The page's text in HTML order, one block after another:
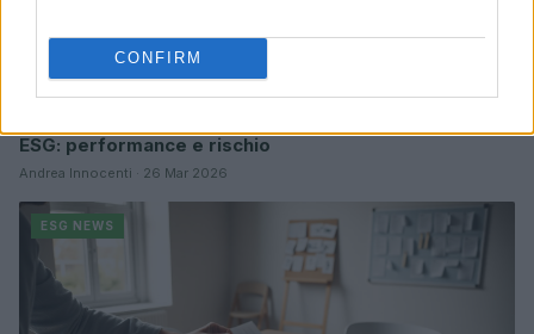
CONFIRM
ESG: performance e rischio
Andrea Innocenti · 26 Mar 2026
ESG NEWS